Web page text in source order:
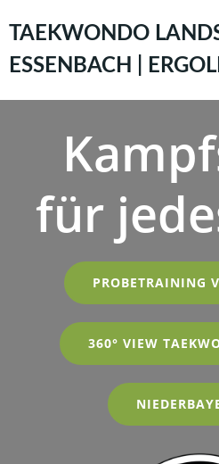
TAEKWONDO
ESSENBACH |
für
PROBETRAINING
360° VIEW